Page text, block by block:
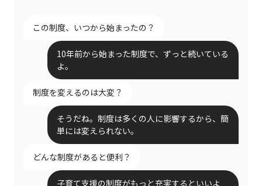
この制度、いつから始まったの？
10年前から始まった制度で、ずっと続いている
よ。
制度を変えるのは大変？
そうだね。制度は多くの人に影響するから、簡
単には変えられない。
どんな制度があると便利？
子育て支援の制度がもっと充実するといいよ